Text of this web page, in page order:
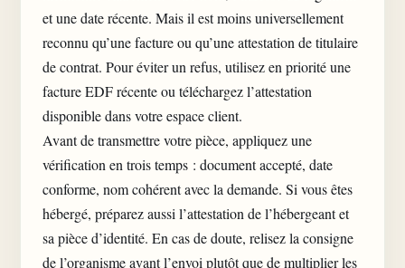
et une date récente. Mais il est moins universellement
reconnu qu’une facture ou qu’une attestation de titulaire
de contrat. Pour éviter un refus, utilisez en priorité une
facture EDF récente ou téléchargez l’attestation
disponible dans votre espace client.
Avant de transmettre votre pièce, appliquez une
vérification en trois temps : document accepté, date
conforme, nom cohérent avec la demande. Si vous êtes
hébergé, préparez aussi l’attestation de l’hébergeant et
sa pièce d’identité. En cas de doute, relisez la consigne
de l’organisme avant l’envoi plutôt que de multiplier les